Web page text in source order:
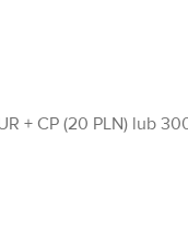
+ CP (20 PLN) lub